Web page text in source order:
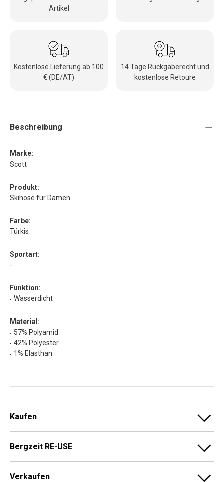
Artikel
Kostenlose Lieferung ab 100
€ (DE/AT)
14 Tage Rückgaberecht und
kostenlose Retoure
Beschreibung
Marke:
Scott
Produkt:
Skihose für Damen
Farbe:
Türkis
Sportart:
-
Funktion:
Wasserdicht
Material:
57% Polyamid
42% Polyester
1% Elasthan
Kaufen
Bergzeit RE-USE
Verkaufen